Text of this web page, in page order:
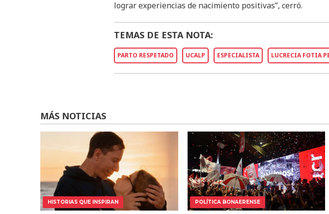
lograr experiencias de nacimiento positivas”, cerró.
TEMAS DE ESTA NOTA:
PARTO RESPETADO UCALP ESPECIALISTA LUCRECIA FOTIA
MÁS NOTICIAS
HISTORIAS QUE INSPIRAN POLÍTICA BONAERENSE